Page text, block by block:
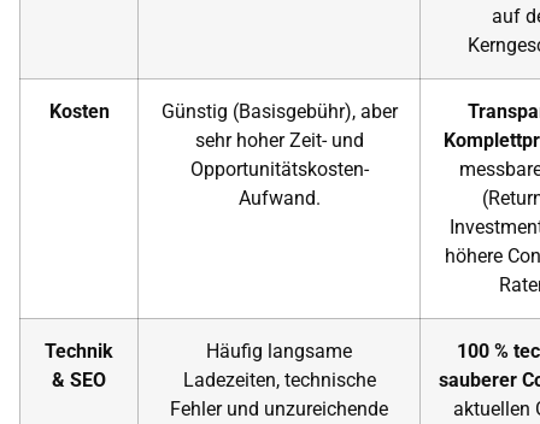
auf
Kosten
Günstig (Basisgebühr), aber
sehr hoher Zeit- und
Opportunitätskosten-
Aufwand.
höhere
Technik
& SEO
Häufig langsame
Ladezeiten, technische
Fehler und unzureichende
100 %
sauberer
aktuellen